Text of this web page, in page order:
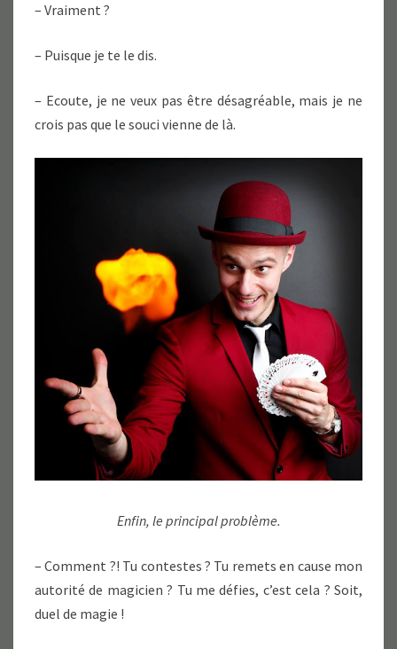
– Vraiment ?
– Puisque je te le dis.
– Ecoute, je ne veux pas être désagréable, mais je ne
crois pas que le souci vienne de là.
Enfin, le principal problème.
– Comment ?! Tu contestes ? Tu remets en cause mon
autorité de magicien ? Tu me défies, c’est cela ? Soit,
duel de magie !